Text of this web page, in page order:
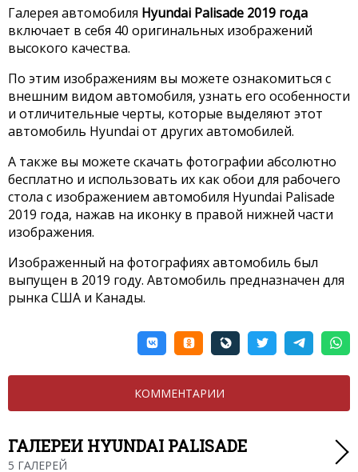
Галерея автомобиля Hyundai Palisade 2019 года
включает в себя 40 оригинальных изображений
высокого качества.
По этим изображениям вы можете ознакомиться с
внешним видом автомобиля, узнать его особенности
и отличительные черты, которые выделяют этот
автомобиль Hyundai от других автомобилей.
А также вы можете скачать фотографии абсолютно
бесплатно и использовать их как обои для рабочего
стола с изображением автомобиля Hyundai Palisade
2019 года, нажав на иконку в правой нижней части
изображения.
Изображенный на фотографиях автомобиль был
выпущен в 2019 году. Автомобиль предназначен для
рынка США и Канады.
КОММЕНТАРИИ
ГАЛЕРЕИ HYUNDAI PALISADE
5 ГАЛЕРЕЙ